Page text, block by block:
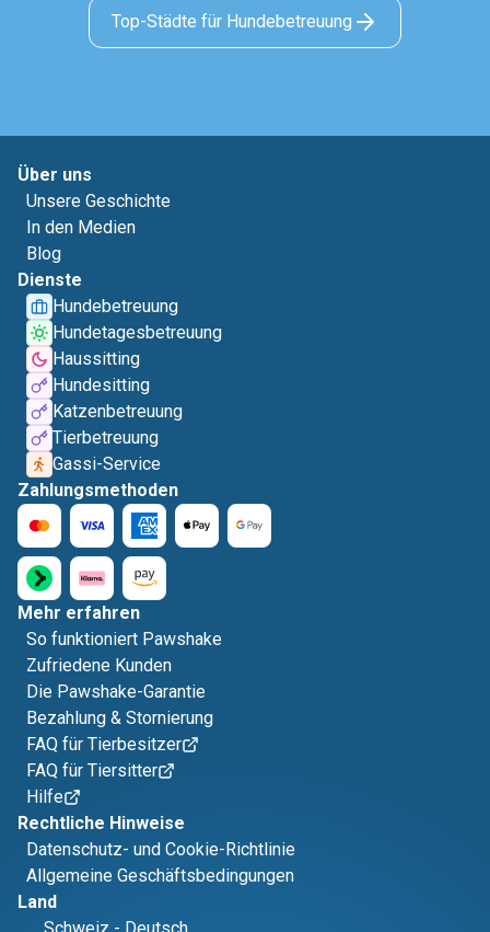
Top-Städte für Hundebetreuung
Über uns
Unsere Geschichte
In den Medien
Blog
Dienste
Hundebetreuung
Hundetagesbetreuung
Haussitting
Hundesitting
Katzenbetreuung
Tierbetreuung
Gassi-Service
Zahlungsmethoden
Mehr erfahren
So funktioniert Pawshake
Zufriedene Kunden
Die Pawshake-Garantie
Bezahlung & Stornierung
FAQ für Tierbesitzer
FAQ für Tiersitter
Hilfe
Rechtliche Hinweise
Datenschutz- und Cookie-Richtlinie
Allgemeine Geschäftsbedingungen
Land